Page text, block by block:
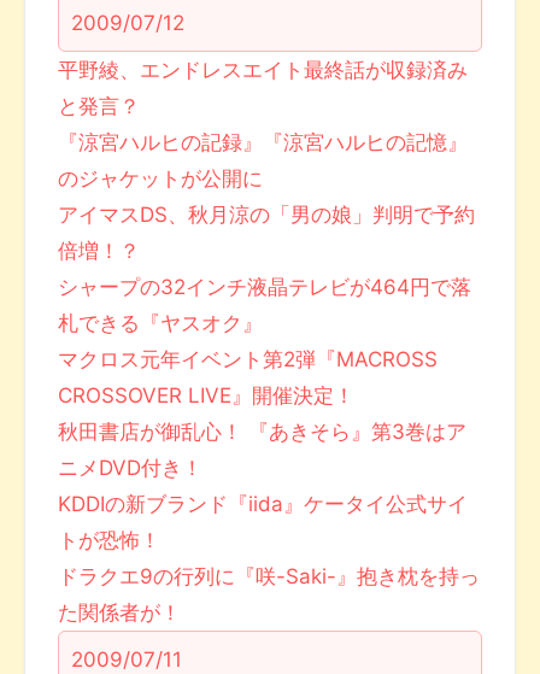
2009/07/12
平野綾、エンドレスエイト最終話が収録済み
と発言？
『涼宮ハルヒの記録』『涼宮ハルヒの記憶』
のジャケットが公開に
アイマスDS、秋月涼の「男の娘」判明で予約
倍増！？
シャープの32インチ液晶テレビが464円で落
札できる『ヤスオク』
マクロス元年イベント第2弾『MACROSS
CROSSOVER LIVE』開催決定！
秋田書店が御乱心！ 『あきそら』第3巻はア
ニメDVD付き！
KDDIの新ブランド『iida』ケータイ公式サイ
トが恐怖！
ドラクエ9の行列に『咲-Saki-』抱き枕を持っ
た関係者が！
2009/07/11